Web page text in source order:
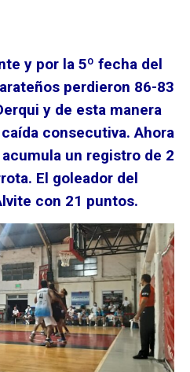
y por la 5º fecha del
perdieron 86-83
y de esta manera
consecutiva. Ahora
un registro de 2
El goleador del
con 21 puntos.